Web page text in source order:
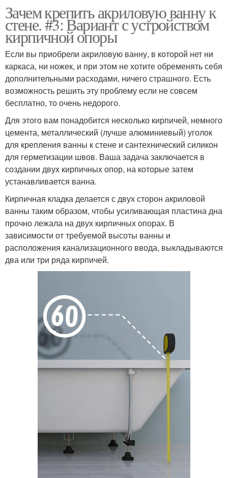
Зачем крепить акриловую ванну к
стене. #3: Вариант с устройством
кирпичной опоры
Если вы приобрели акриловую ванну, в которой нет ни
каркаса, ни ножек, и при этом не хотите обременять себя
дополнительными расходами, ничего страшного. Есть
возможность решить эту проблему если не совсем
бесплатно, то очень недорого.
Для этого вам понадобится несколько кирпичей, немного
цемента, металлический (лучше алюминиевый) уголок
для крепления ванны к стене и сантехнический силикон
для герметизации швов. Ваша задача заключается в
создании двух кирпичных опор, на которые затем
устанавливается ванна.
Кирпичная кладка делается с двух сторон акриловой
ванны таким образом, чтобы усиливающая пластина дна
прочно лежала на двух кирпичных опорах. В
зависимости от требуемой высоты ванны и
расположения канализационного ввода, выкладываются
два или три ряда кирпичей.